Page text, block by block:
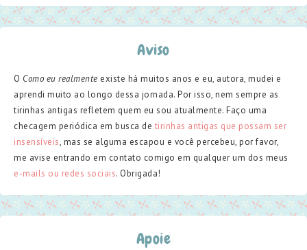
Aviso
O Como eu realmente existe há muitos anos e eu, autora, mudei e
aprendi muito ao longo dessa jornada. Por isso, nem sempre as
tirinhas antigas refletem quem eu sou atualmente. Faço uma
checagem periódica em busca de tirinhas antigas que possam ser
insensíveis, mas se alguma escapou e você percebeu, por favor,
me avise entrando em contato comigo em qualquer um dos meus
e-mails ou redes sociais. Obrigada!
Apoie